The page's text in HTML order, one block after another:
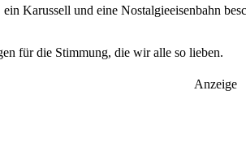
Karussell und eine Nostalgieeisenbahn
für die Stimmung, die wir alle so lieben.
Anzeige